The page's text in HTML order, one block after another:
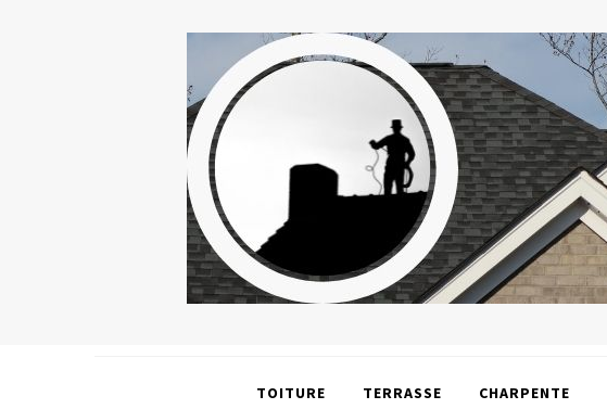
TOITURE TERRASSE CHARPENTE